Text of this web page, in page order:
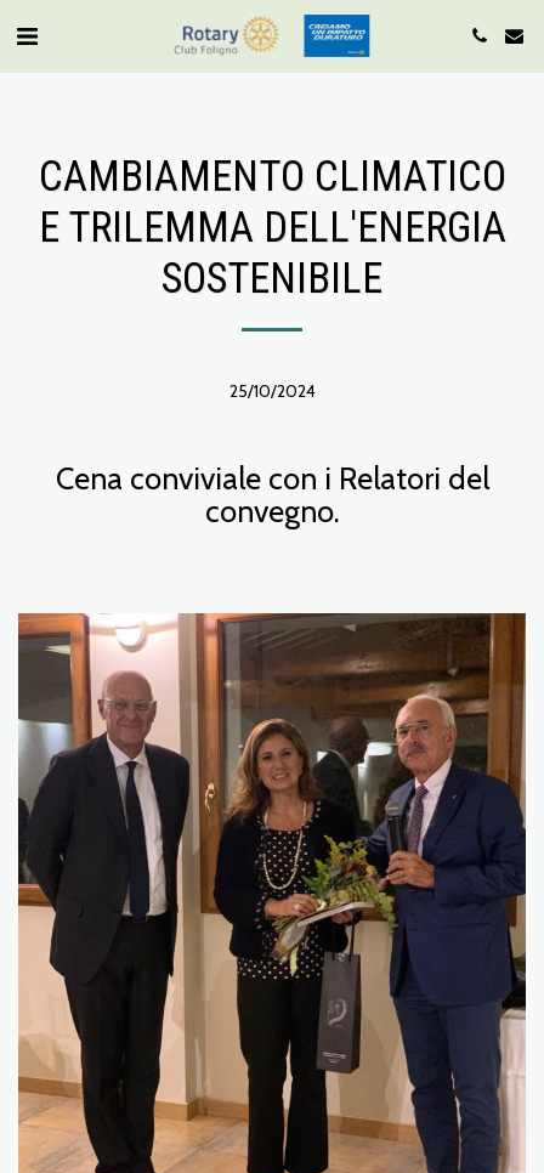
CAMBIAMENTO CLIMATICO
E TRILEMMA DELL'ENERGIA
SOSTENIBILE
25/10/2024
Cena conviviale con i Relatori del
convegno.